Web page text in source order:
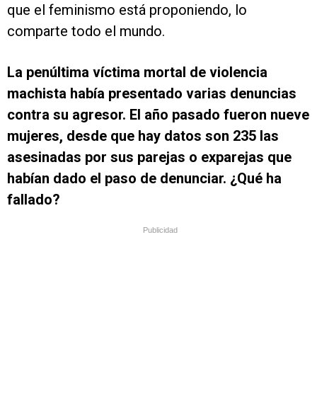
que el feminismo está proponiendo, lo
comparte todo el mundo.
La penúltima víctima mortal de violencia
machista había presentado varias denuncias
contra su agresor. El año pasado fueron nueve
mujeres, desde que hay datos son 235 las
asesinadas por sus parejas o exparejas que
habían dado el paso de denunciar. ¿Qué ha
fallado?
Publicidad